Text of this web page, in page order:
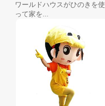
ワールドハウスがひのきを使
って家を...